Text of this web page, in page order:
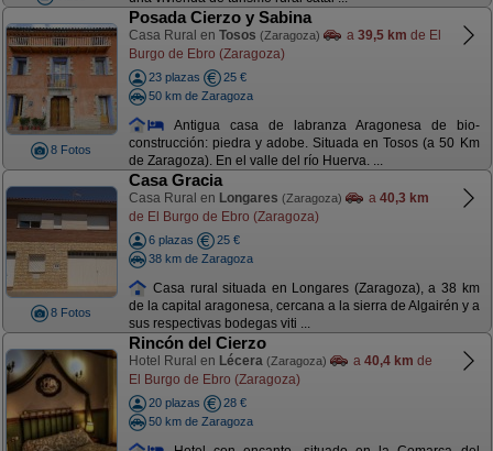
8 Fotos
Posada Cierzo y Sabina
Casa Rural en Tosos (Zaragoza) a 39,5 km de El
Burgo de Ebro (Zaragoza)
23 plazas
25 €
50 km de Zaragoza
Antigua casa de labranza Aragonesa de bio-
construcción: piedra y adobe. Situada en Tosos (a 50 Km
de Zaragoza). En el valle del río Huerva. ...
8 Fotos
Casa Gracia
Casa Rural en Longares (Zaragoza) a 40,3 km
de El Burgo de Ebro (Zaragoza)
6 plazas
25 €
38 km de Zaragoza
Casa rural situada en Longares (Zaragoza), a 38 km
de la capital aragonesa, cercana a la sierra de Algairén y a
sus respectivas bodegas viti ...
Rincón del Cierzo
Hotel Rural en Lécera (Zaragoza) a 40,4 km de
El Burgo de Ebro (Zaragoza)
20 plazas
28 €
50 km de Zaragoza